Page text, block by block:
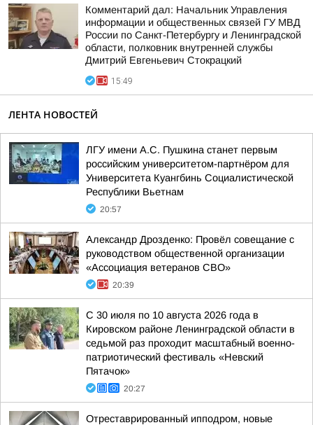
Комментарий дал: Начальник Управления
информации и общественных связей ГУ МВД
России по Санкт-Петербургу и Ленинградской
области, полковник внутренней службы
Дмитрий Евгеньевич Стокрацкий
15:49
ЛЕНТА НОВОСТЕЙ
ЛГУ имени А.С. Пушкина станет первым
российским университетом-партнёром для
Университета Куангбинь Социалистической
Республики Вьетнам
20:57
Александр Дрозденко: Провёл совещание с
руководством общественной организации
«Ассоциация ветеранов СВО»
20:39
С 30 июля по 10 августа 2026 года в
Кировском районе Ленинградской области в
седьмой раз проходит масштабный военно-
патриотический фестиваль «Невский
Пятачок»
20:27
Отреставрированный ипподром, новые